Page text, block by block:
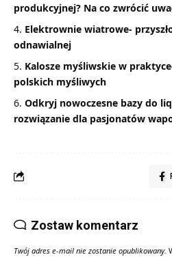
produkcyjnej? Na co zwrócić
Elektrownie wiatrowe-
odnawialnej
Kalosze myśliwskie w
polskich myśliwych
Odkryj nowoczesne bazy do
rozwiązanie dla pasjonatów
Zostaw komentarz
Twój adres e-mail nie zostanie opublikowany.